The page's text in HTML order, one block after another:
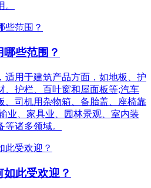
些范围？
适用于建筑产品方面，如地板、护
、护栏、百叶窗和屋面板等;汽车
、司机用杂物箱、备胎盖、座椅靠
业、家具业、园林景观、室内装
诸多领域。
此受欢迎？